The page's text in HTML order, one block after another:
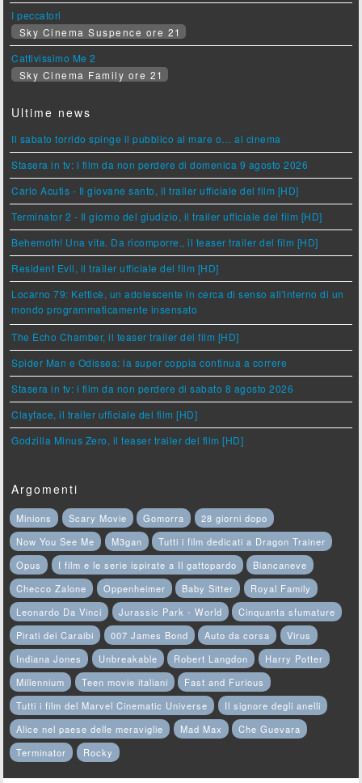
I peccatori
Sky Cinema Suspence ore 21
Cattivissimo Me 2
Sky Cinema Family ore 21
Ultime news
Il sabato torrido spinge il pubblico al mare o… al cinema
Stasera in tv: i film da non perdere di domenica 9 agosto 2026
Carlo Acutis - Il giovane santo, il trailer ufficiale del film [HD]
Terminator 2 - Il giorno del giudizio, il trailer ufficiale del film [HD]
Behemoth! Una vita. Da ricomporre., il teaser trailer del film [HD]
Resident Evil, il trailer ufficiale del film [HD]
Locarno 79: Ketticè, un adolescente in cerca di senso all'interno di un
mondo programmaticamente insensato
The Echo Chamber, il teaser trailer del film [HD]
Spider Man e Odissea: la super coppia continua a correre
Stasera in tv: i film da non perdere di sabato 8 agosto 2026
Clayface, il trailer ufficiale del film [HD]
Godzilla Minus Zero, il teaser trailer del film [HD]
Argomenti
Minions Scary Movie Gomorra
28 giorni dopo
Now You See Me
M3gan
Tutti i film dedicati a Dragon Trainer
Opus
I film e le serie ispirate a Il gattopardo
Biancaneve
Checco Zalone
Oppenheimer Baby Sitter
Royal Family
Leonardo Da Vinci
Jurassic Park - World
Cinquanta sfumature
Pirati dei Caraibi
007 James Bond Auto da corsa
Virus
Indiana Jones
Unbreakable Robert Langdon
Harry Potter
Millennium
Teen movie italiani
Fast and Furious
Tutti i film del Marvel Cinematic Universe
Il signore degli anelli
Alice nel paese delle meraviglie
Mad Max
Che Guevara
Terminator
Rocky